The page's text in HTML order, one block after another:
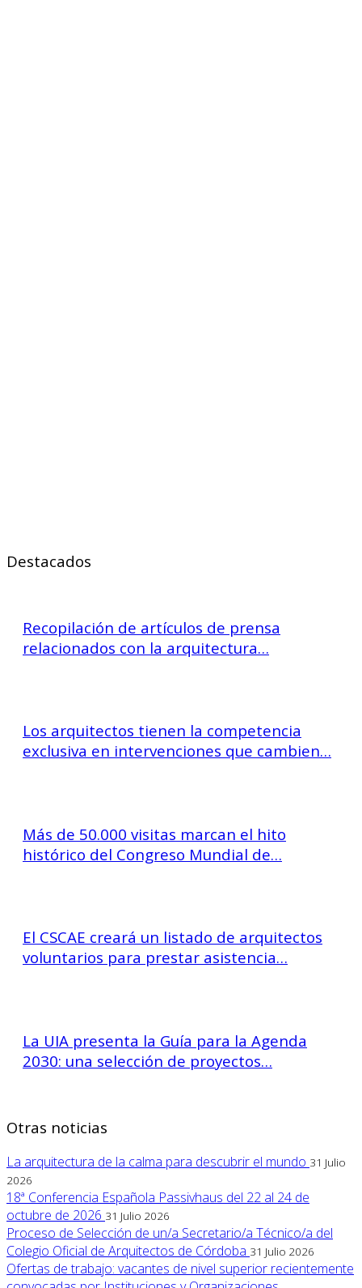
Destacados
Recopilación de artículos de prensa
relacionados con la arquitectura…
Los arquitectos tienen la competencia
exclusiva en intervenciones que cambien…
Más de 50.000 visitas marcan el hito
histórico del Congreso Mundial de…
El CSCAE creará un listado de arquitectos
voluntarios para prestar asistencia…
La UIA presenta la Guía para la Agenda
2030: una selección de proyectos…
Otras noticias
La arquitectura de la calma para descubrir el mundo 31 Julio
2026
18ª Conferencia Española Passivhaus del 22 al 24 de
octubre de 2026 31 Julio 2026
Proceso de Selección de un/a Secretario/a Técnico/a del
Colegio Oficial de Arquitectos de Córdoba 31 Julio 2026
Ofertas de trabajo: vacantes de nivel superior recientemente